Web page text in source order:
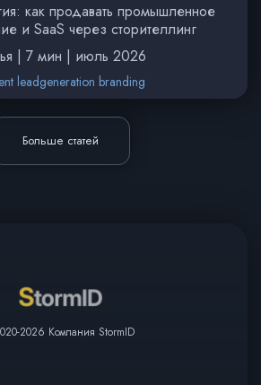
как продавать промышленное
и SaaS через сторителлинг
| 7 мин | июль 2026
leadgeneration branding
Больше статей
2026 Компания StormID